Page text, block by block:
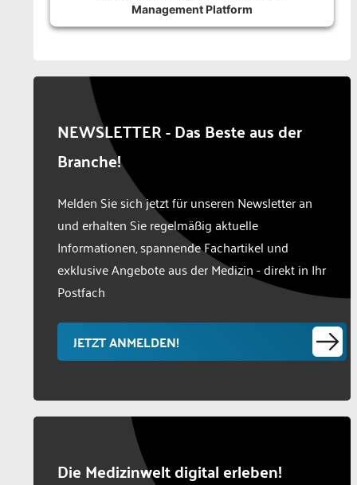
Management Platform
NEWSLETTER - Das Beste aus der
Branche!
Melden Sie sich jetzt für unseren Newsletter an
und erhalten Sie regelmäßig aktuelle
Informationen, spannende Fachartikel und
exklusive Angebote aus der Medizin - direkt in Ihr
Postfach
JETZT ANMELDEN!
Die Medizinwelt digital erleben!